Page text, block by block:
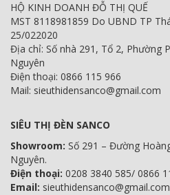
HỘ KINH DOANH ĐỖ THỊ QUẾ
MST 8118981859 Do UBND TP
25/022020
Địa chỉ: Số nhà 291, Tổ 2, Phường
Nguyên
Điện thoại: 0866 115 966
Mail: sieuthidensanco@gmail.com
SIÊU THỊ ĐÈN SANCO
Showroom: Số 291 – Đường
Nguyên.
Điện thoại: 0208 3840 585/ 0866
Email: sieuthidensanco@gmail.com